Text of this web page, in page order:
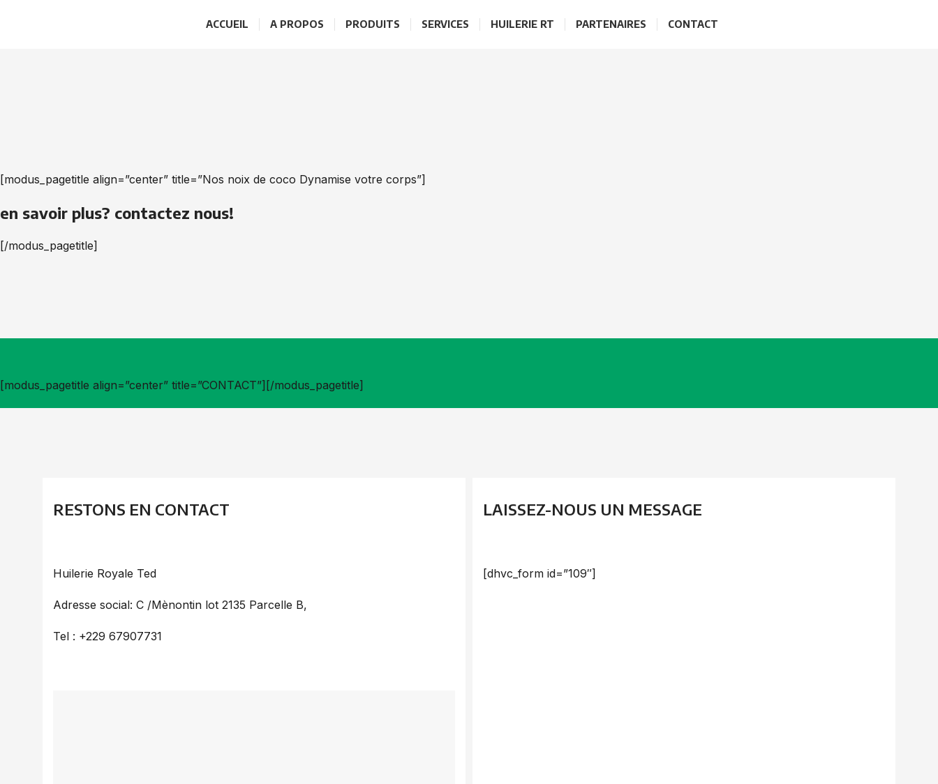
ACCUEIL A PROPOS PRODUITS SERVICES HUILERIE RT PARTENAIRES CONTACT
[modus_pagetitle align=”center” title=”Nos noix de coco Dynamise votre corps”]
en savoir plus? contactez nous!
[/modus_pagetitle]
[modus_pagetitle align=”center” title=”CONTACT”][/modus_pagetitle]
RESTONS EN CONTACT
Huilerie Royale Ted
Adresse social: C /Mènontin lot 2135 Parcelle B,
Tel : +229 67907731
LAISSEZ-NOUS UN MESSAGE
[dhvc_form id=”109″]